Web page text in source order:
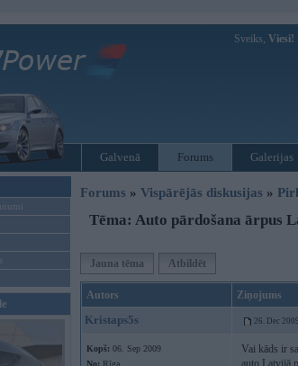
Sveiks, Viesi!
Galvenā Forums Galerijas
Forums » Vispārējās diskusijas »
Tēma: Auto pārdošana ārpus
Jauna tēma Atbildēt
Autors Ziņojums
Kristaps5s 26. Dec
Kopš: 06. Sep 2009
No: Rīga
Vai kāds ir
auto Latvijā